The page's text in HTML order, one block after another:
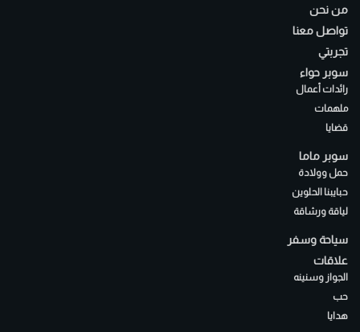
من نحن
تواصل معنا
تجربتي
سوبر حواء
رائدات أعمال
ملهمات
قضايا
سوبر ماما
حمل وولادة
حبايبنا الحلوين
لياقة ورشاقة
سياحة وسفر
علاقات
الجواز وسنينه
حب
هدايا